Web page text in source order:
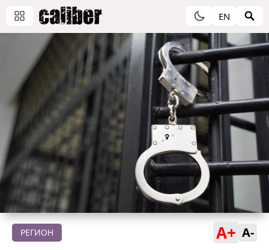
EN
РЕГИОН A+ A-